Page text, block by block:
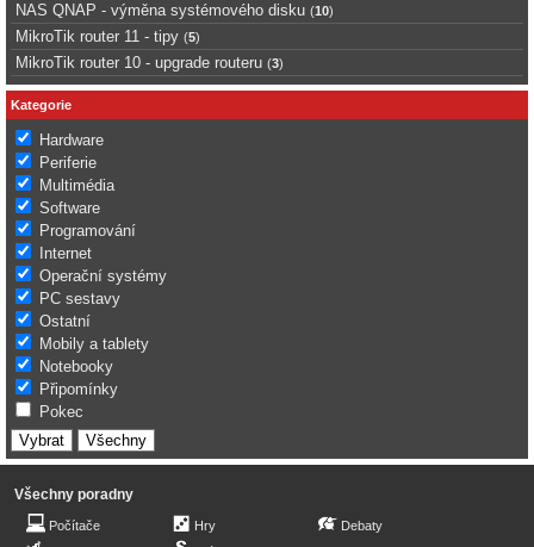
NAS QNAP - výměna systémového disku (10)
MikroTik router 11 - tipy (5)
MikroTik router 10 - upgrade routeru (3)
Kategorie
Hardware
Periferie
Multimédia
Software
Programování
Internet
Operační systémy
PC sestavy
Ostatní
Mobily a tablety
Notebooky
Připomínky
Pokec
Všechny poradny
Počítače
Hry
Debaty